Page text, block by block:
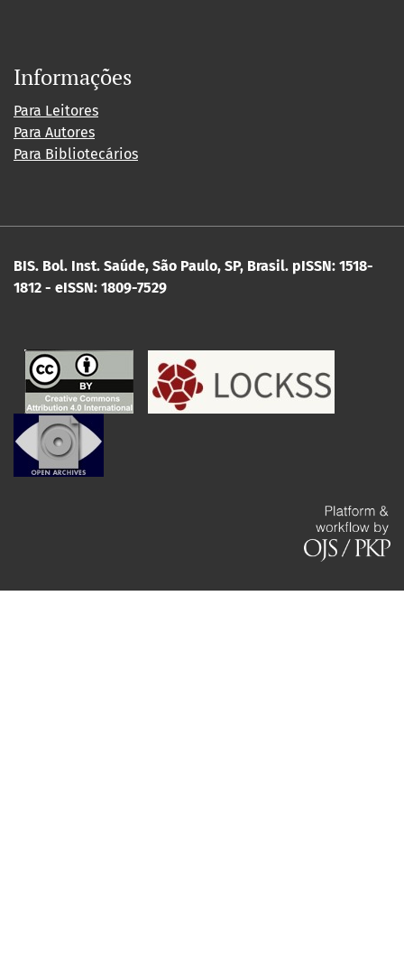
Informações
Para Leitores
Para Autores
Para Bibliotecários
BIS. Bol. Inst. Saúde, São Paulo, SP, Brasil. pISSN: 1518-
1812 - eISSN: 1809-7529